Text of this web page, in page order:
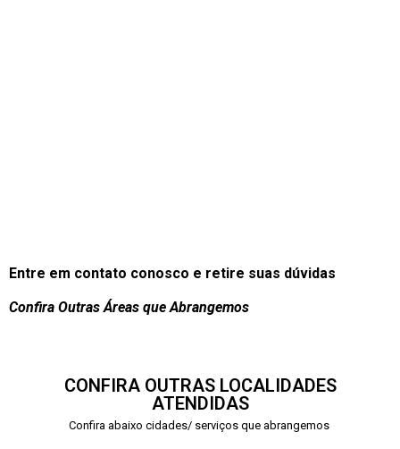
Entre em contato conosco e retire suas dúvidas
Confira Outras Áreas que Abrangemos
CONFIRA OUTRAS LOCALIDADES
ATENDIDAS
Confira abaixo cidades/ serviços que abrangemos